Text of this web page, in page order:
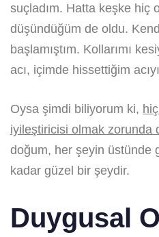
suçladım. Hatta keşke hiç
düşündüğüm de oldu.
başlamıştım. Kollarımı
acı, içimde hissettiğim
Oysa şimdi biliyorum ki,
iyileştiricisi olmak zorunda
doğum, her şeyin üstünde
kadar güzel bir şeydir.
Duygusal